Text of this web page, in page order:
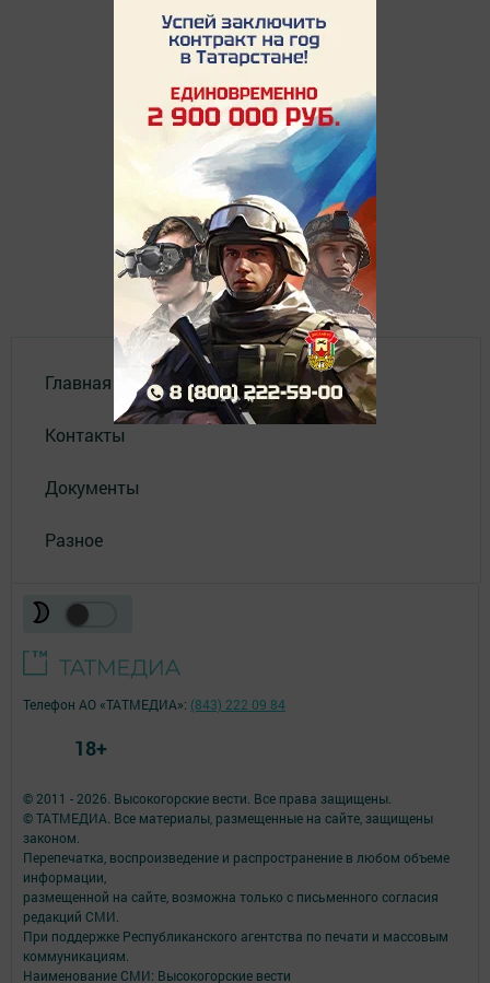
Главная
Контакты
Документы
Разное
© 2011 - 2026. Высокогорские вести. Все права защищены.
© ТАТМЕДИА. Все материалы, размещенные на сайте, защищены
законом.
Перепечатка, воспроизведение и распространение в любом объеме
информации,
размещенной на сайте, возможна только с письменного согласия
редакций СМИ.
При поддержке Республиканского агентства по печати и массовым
коммуникациям.
Наименование СМИ: Высокогорские вести
Телефон АО «ТАТМЕДИА»: (843) 222 09 84
18+